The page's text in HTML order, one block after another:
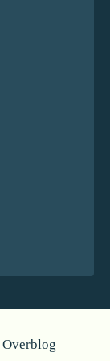
Overblog